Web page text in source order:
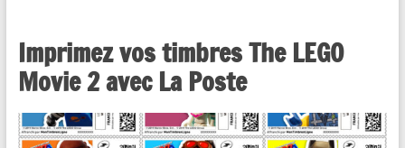
Imprimez vos timbres The LEGO
Movie 2 avec La Poste